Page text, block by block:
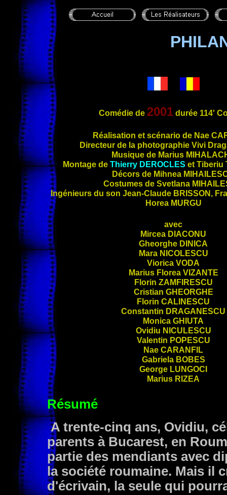
Comédie de 2001 durée 114'
Réalisation et scénario de Nae
Directeur de la photographie Vivi
Musique de Marius
Montage de Thierry DEROCLES et Tiberiu
Décors de Mihnea
Costumes de Svetlana
Ingénieurs du son Jean-Claude BRISSON,
Horea MURGU
avec
Mircea DIACONU
Gheorghe DINICA
Mara NICOLESCU
Viorica VODA
Marius Florea VIZANTE
Florin ZAMFIRESCU
Cristian GHEORGHE
Florin CALINESCU
Constantin DRAGANESCU
Monica GHIUTA
Ovidiu NICULESCU
Valentin POPESCU
Nae CARANFIL
Gabriela BOBES
George LUNGOCI
Marius RIZEA
Résumé
A trente-cinq ans, Ovidiu,
parents à Bucarest, en
partie des mendiants avec
la société roumaine. Mais il
d'écrivain, la seule qui